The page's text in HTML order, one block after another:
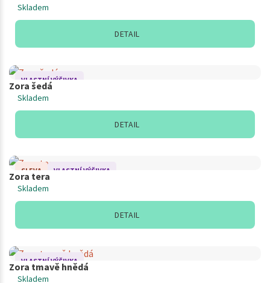
Skladem
DETAIL
VLASTNÍ VÝŠIVKA
Zora šedá
Skladem
DETAIL
SLEVA VLASTNÍ VÝŠIVKA
Zora tera
Skladem
DETAIL
VLASTNÍ VÝŠIVKA
Zora tmavě hnědá
Skladem